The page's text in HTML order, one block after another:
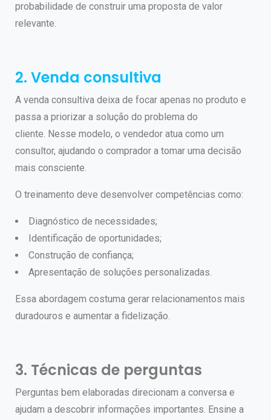
probabilidade de construir uma proposta de valor
relevante.
2. Venda consultiva
A venda consultiva deixa de focar apenas no produto e
passa a priorizar a solução do problema do
cliente. Nesse modelo, o vendedor atua como um
consultor, ajudando o comprador a tomar uma decisão
mais consciente.
O treinamento deve desenvolver competências como:
Diagnóstico de necessidades;
Identificação de oportunidades;
Construção de confiança;
Apresentação de soluções personalizadas.
Essa abordagem costuma gerar relacionamentos mais
duradouros e aumentar a fidelização.
3. Técnicas de perguntas
Perguntas bem elaboradas direcionam a conversa e
ajudam a descobrir informações importantes. Ensine a